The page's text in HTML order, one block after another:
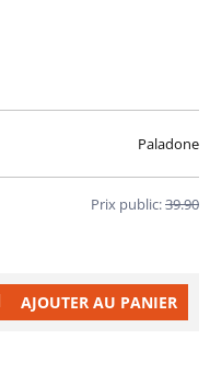
Paladone
Prix public:39.90
AJOUTER AU PANIER